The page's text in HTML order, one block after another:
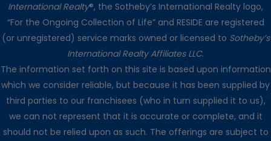
International Realty®, the Sotheby’s International Realty logo,
“For the Ongoing Collection of Life” and RESIDE are registered
(or unregistered) service marks owned or licensed to Sotheby’s
International Realty Affiliates LLC.
The information set forth on this site is based upon information
which we consider reliable, but because it has been supplied by
third parties to our franchisees (who in turn supplied it to us),
we can not represent that it is accurate or complete, and it
should not be relied upon as such. The offerings are subject to